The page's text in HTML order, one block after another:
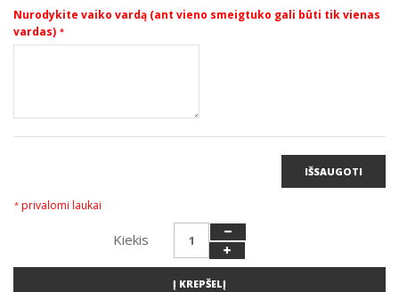
Nurodykite vaiko vardą (ant vieno smeigtuko gali būti tik vienas
vardas) *
IŠSAUGOTI
* privalomi laukai
Kiekis
Į KREPŠELĮ